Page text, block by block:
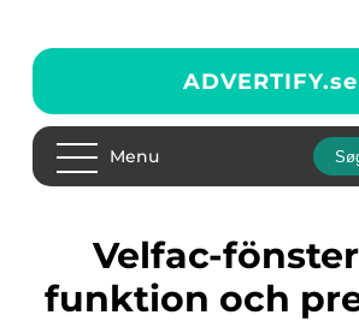
ADVERTIFY.se
Menu
Velfac-fönster: Stil,
funktion och